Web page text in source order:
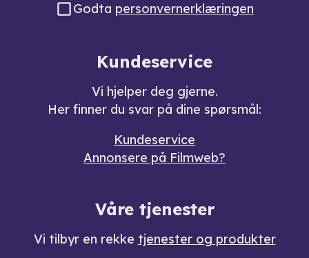
Godta personvernerklæringen
Kundeservice
Vi hjelper deg gjerne.
Her finner du svar på dine spørsmål:
Kundeservice
Annonsere på Filmweb?
Våre tjenester
Vi tilbyr en rekke tjenester og produkter